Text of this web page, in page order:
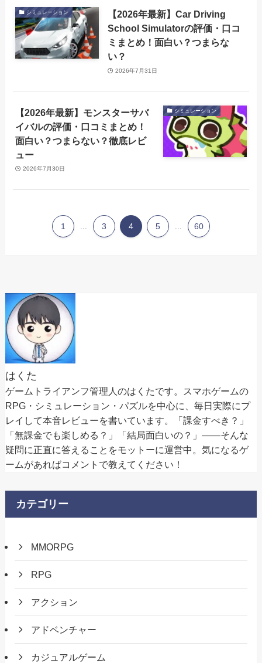
シミュレーション
【2026年最新】Car Driving
School Simulatorの評価・口コ
ミまとめ！面白い？つまらな
い？
2026年7月31日
シミュレーション
【2026年最新】モンスターサバ
イバルの評価・口コミまとめ！
面白い？つまらない？徹底レビ
ュー
2026年7月30日
1 3 4 5 60
はくた
ゲームトライアンフ管理人のはくたです。スマホゲームの
RPG・シミュレーション・パズルを中心に、毎日実際にプ
レイして本音レビューを書いています。「課金すべき？」
「無課金でも楽しめる？」「結局面白いの？」——そんな
疑問に正直に答えることをモットーに運営中。気になるゲ
ームがあればコメントで教えてください！
カテゴリー
MMORPG
RPG
アクション
アドベンチャー
カジュアルゲーム